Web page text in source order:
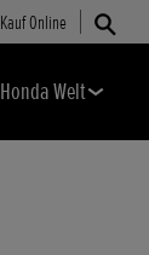
Kauf Online
Honda Welt